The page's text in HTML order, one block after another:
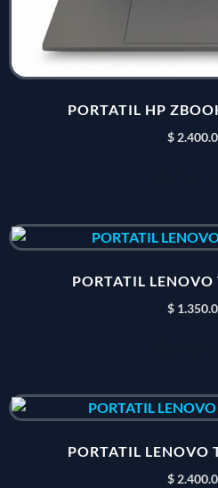
PORTATIL HP
$
PORTATIL
$
PORTATIL LENOVO
$